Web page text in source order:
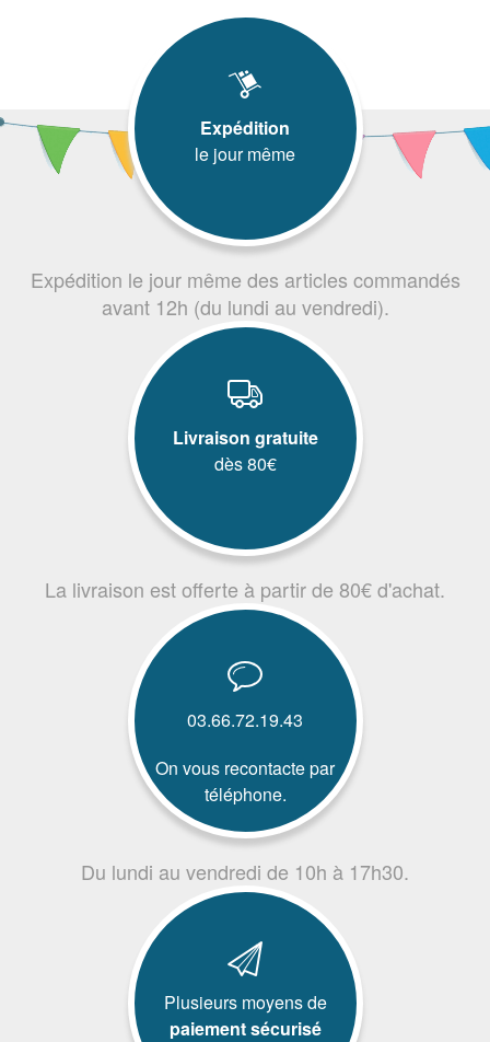
Expédition
le jour même
Expédition le jour même des articles commandés
avant 12h (du lundi au vendredi).
Livraison gratuite
dès 80€
La livraison est offerte à partir de 80€ d'achat.
03.66.72.19.43
On vous recontacte par
téléphone.
Du lundi au vendredi de 10h à 17h30.
Plusieurs moyens de
paiement sécurisé